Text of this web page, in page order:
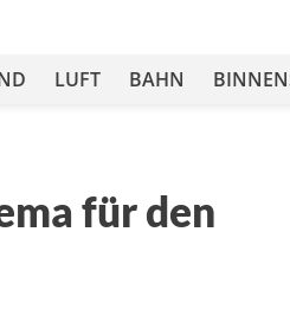
LUFT BAHN
für den